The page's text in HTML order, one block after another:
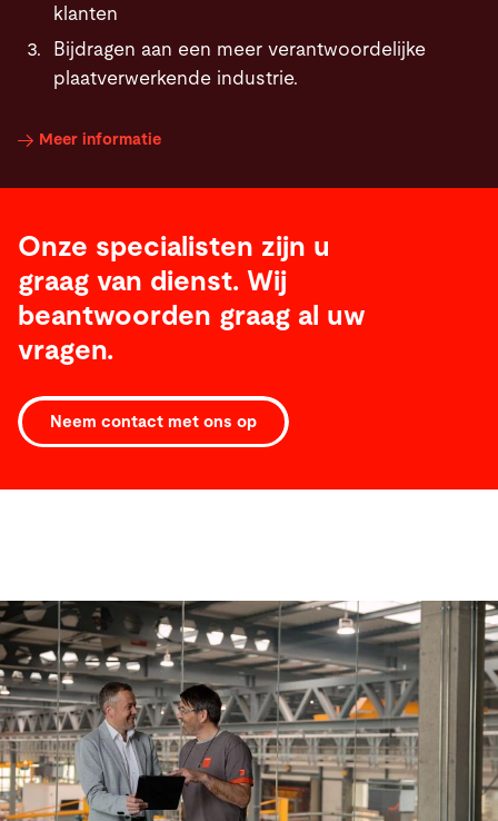
klanten
Bijdragen aan een meer verantwoordelijke
plaatverwerkende industrie.
Meer informatie
Onze specialisten zijn u
graag van dienst. Wij
beantwoorden graag al uw
vragen.
Neem contact met ons op